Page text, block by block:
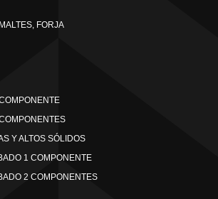
FORJA
Y ALTOS SÓLIDOS
1 COMPONENTE
2 COMPONENTES